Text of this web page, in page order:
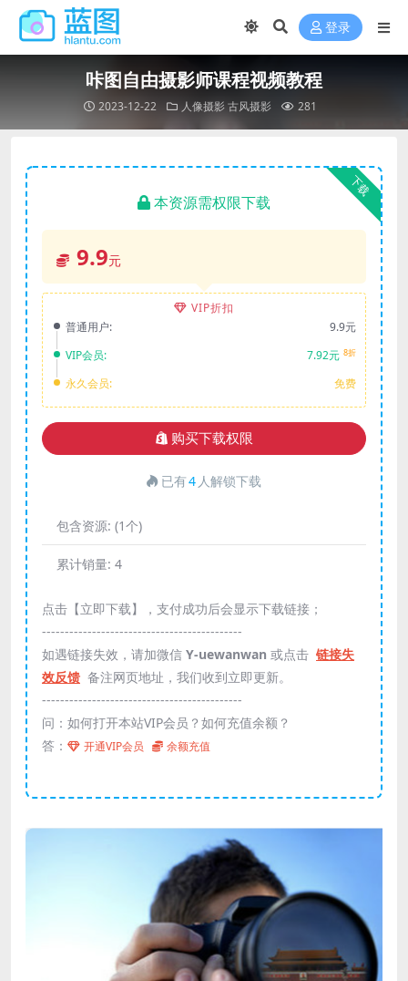
登录
咔图自由摄影师课程视频教程
2023-12-22 人像摄影古风摄影 281
下载
本资源需权限下载
9.9元
VIP折扣
普通用户:
9.9元
VIP会员:
7.92元 8折
永久会员: 免费
购买下载权限
已有4 人解锁下载
包含资源: (1个)
累计销量: 4
点击【立即下载】，支付成功后会显示下载链接；
--------------------------------------------
如遇链接失效，请加微信 Y-uewanwan 或点击 链接失
效反馈 备注网页地址，我们收到立即更新。
--------------------------------------------
问：如何打开本站VIP会员？如何充值余额？
答：
开通VIP会员 余额充值